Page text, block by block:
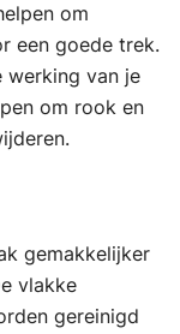
om
een goede trek.
werking van je
om rook en
gemakkelijker
vlakke
gereinigd